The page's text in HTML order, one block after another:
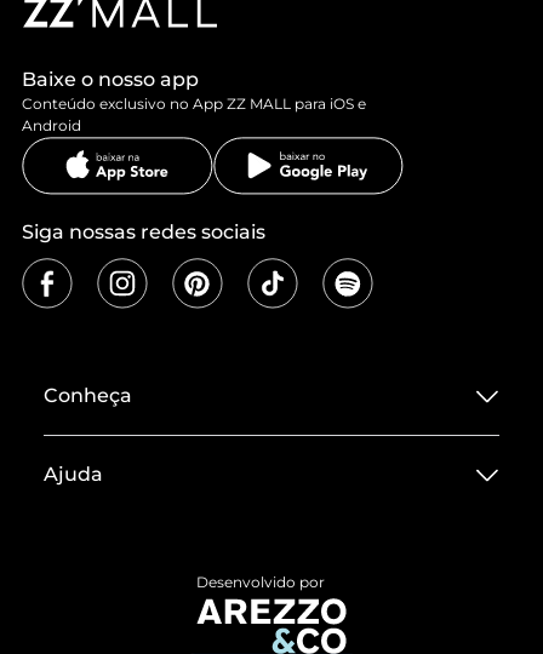
Baixe o nosso app
Conteúdo exclusivo no App ZZ MALL para iOS e
Android
Siga nossas redes sociais
Conheça
Termos de Uso
ZZ MALL é confiável
Ajuda
Devolução do Produto
Desenvolvido por